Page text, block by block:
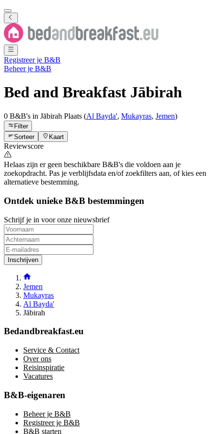
Registreer je B&B
Beheer je B&B
Bed and Breakfast Jābirah
0 B&B's in Jābirah Plaats (Al Bayda', Mukayras, Jemen)
Filter
Sorteer
Kaart
Reviewscore
Helaas zijn er geen beschikbare B&B's die voldoen aan je
zoekopdracht. Pas je verblijfsdata en/of zoekfilters aan, of kies een
alternatieve bestemming.
Ontdek unieke B&B bestemmingen
Schrijf je in voor onze nieuwsbrief
Inschrijven
Jemen
Mukayras
Al Bayda'
Jābirah
Bedandbreakfast.eu
Service & Contact
Over ons
Reisinspiratie
Vacatures
B&B-eigenaren
Beheer je B&B
Registreer je B&B
B&B starten